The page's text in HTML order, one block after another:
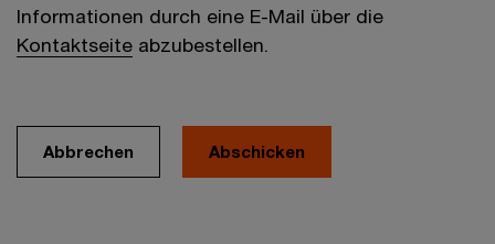
Informationen durch eine E-Mail über die
Kontaktseite abzubestellen.
Abbrechen